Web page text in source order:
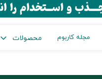
مجله کاربوم محصولات